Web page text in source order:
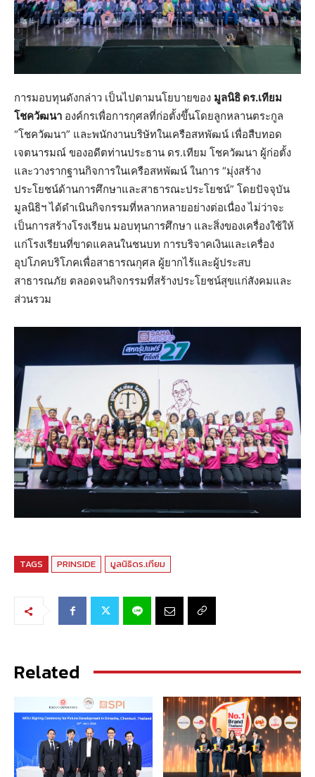
การมอบทุนดังกล่าว เป็นไปตามนโยบายของ มูลนิธิ ดร.เทียม
โชควัฒนา องค์กรเพื่อการกุศลที่ก่อตั้งขึ้นโดยลูกหลานตระกูล
“โชควัฒนา” และพนักงานบริษัทในเครือสหพัฒน์ เพื่อสืบทอด
เจตนารมณ์ ของอดีตท่านประธาน ดร.เทียม โชควัฒนา ผู้ก่อตั้ง
และวางรากฐานกิจการในเครือสหพัฒน์ ในการ “มุ่งสร้าง
ประโยชน์ด้านการศึกษาและสาธารณะประโยชน์” โดยปัจจุบัน
มูลนิธิฯ ได้ดำเนินกิจกรรมที่หลากหลายอย่างต่อเนื่อง ไม่ว่าจะ
เป็นการสร้างโรงเรียน มอบทุนการศึกษา และสิ่งของเครื่องใช้ให้
แก่โรงเรียนที่ขาดแคลนในชนบท การบริจาคเงินและเครื่อง
อุปโภคบริโภคเพื่อสาธารณกุศล ผู้ยากไร้และผู้ประสบ
สาธารณภัย ตลอดจนกิจกรรมที่สร้างประโยชน์สุขแก่สังคมและ
ส่วนรวม
TAGS PRINSIDE มูลนิธิดร.เทียม
Related